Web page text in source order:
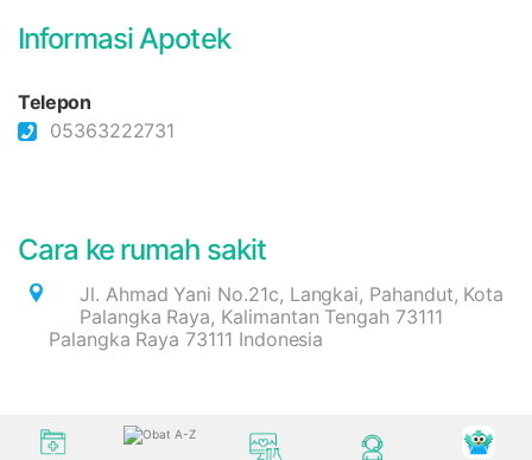
Informasi Apotek
Telepon
05363222731
Cara ke rumah sakit
Jl. Ahmad Yani No.21c, Langkai, Pahandut, Kota
Palangka Raya, Kalimantan Tengah 73111
Palangka Raya 73111 Indonesia